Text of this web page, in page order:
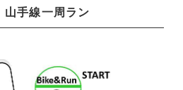
山手線一周ラン